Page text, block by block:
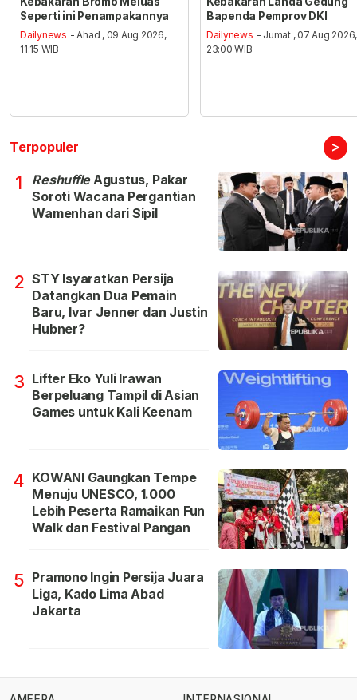
Seperti ini Penampakannya
Dailynews - Ahad , 09 Aug 2026,
11:15 WIB
Bapenda Pemprov DKI
Dailynews - Jumat , 07 Aug 2026,
23:00 WIB
Terpopuler >
1 ReshuffleAgustus, Pakar
Soroti Wacana Pergantian
Wamenhan dari Sipil
2 STY Isyaratkan Persija
Datangkan Dua Pemain
Baru, Ivar Jenner dan Justin
Hubner?
3 Lifter Eko Yuli Irawan
Berpeluang Tampil di Asian
Games untuk Kali Keenam
4 KOWANI Gaungkan Tempe
Menuju UNESCO, 1.000
Lebih Peserta Ramaikan Fun
Walk dan Festival Pangan
5 Pramono Ingin Persija Juara
Liga, Kado Lima Abad
Jakarta